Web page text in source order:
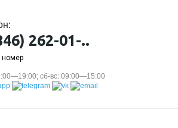
262-01-..
номер
сб-вс: 09:00—15:00